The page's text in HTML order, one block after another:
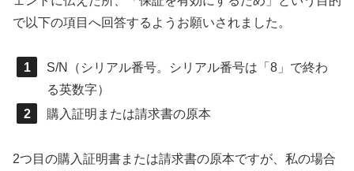
で以下の項目へ回答するようお願いされました。
S/N（シリアル番号。シリアル番号は「8」で終わ
る英数字）
購入証明または請求書の原本
2つ目の購入証明書または請求書の原本ですが、私の場合